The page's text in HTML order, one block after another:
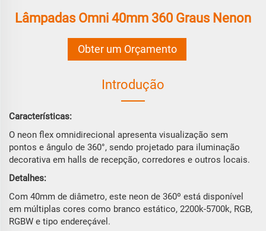
Lâmpadas Omni 40mm 360 Graus Nenon
Obter um Orçamento
Introdução
Características:
O neon flex omnidirecional apresenta visualização sem
pontos e ângulo de 360°, sendo projetado para iluminação
decorativa em halls de recepção, corredores e outros locais.
Detalhes:
Com 40mm de diâmetro, este neon de 360º está disponível
em múltiplas cores como branco estático, 2200k-5700k, RGB,
RGBW e tipo endereçável.